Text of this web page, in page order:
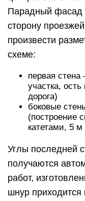
Парадный фасад
сторону
произвести
схеме:
первая стена
участка,
дорога)
боковые
(построение
катетами, 5 м
Углы последней
получаются
работ,
шнур приходится